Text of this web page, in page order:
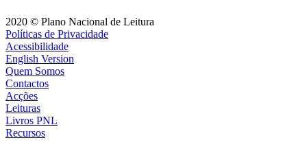
2020 © Plano Nacional de Leitura
Políticas de Privacidade
Acessibilidade
English Version
Quem Somos
Contactos
Acções
Leituras
Livros PNL
Recursos